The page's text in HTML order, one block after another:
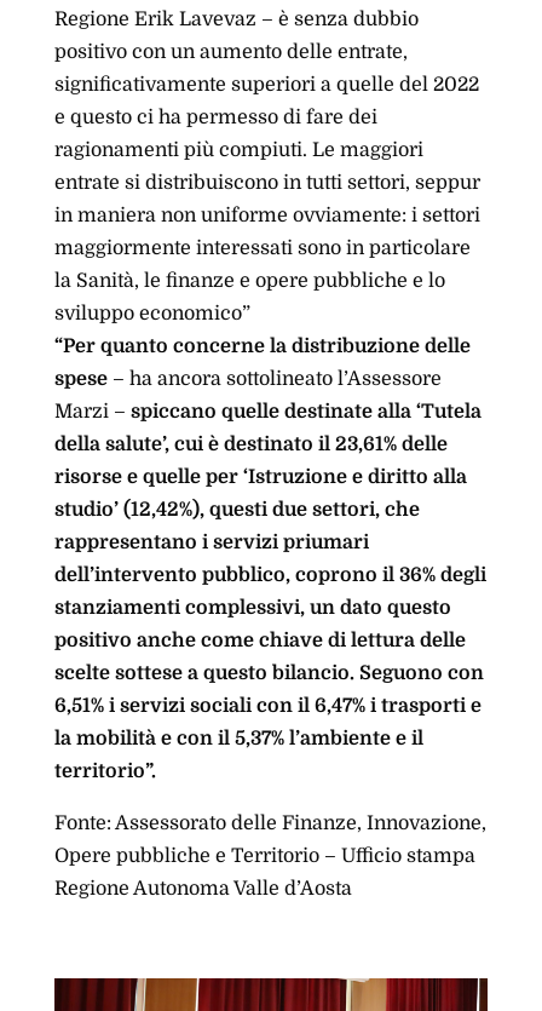
Regione Erik Lavevaz – è senza dubbio
positivo con un aumento delle entrate,
significativamente superiori a quelle del 2022
e questo ci ha permesso di fare dei
ragionamenti più compiuti. Le maggiori
entrate si distribuiscono in tutti settori, seppur
in maniera non uniforme ovviamente: i settori
maggiormente interessati sono in particolare
la Sanità, le finanze e opere pubbliche e lo
sviluppo economico”
“Per quanto concerne la distribuzione delle
spese– ha ancora sottolineato l’Assessore
Marzi – spiccano quelle destinate alla ‘Tutela
della salute’, cui è destinato il 23,61% delle
risorse e quelle per ‘Istruzione e diritto alla
studio’ (12,42%), questi due settori, che
rappresentano i servizi priumari
dell’intervento pubblico, coprono il 36% degli
stanziamenti complessivi, un dato questo
positivo anche come chiave di lettura delle
scelte sottese a questo bilancio. Seguono con
6,51% i servizi sociali con il 6,47% i trasporti e
la mobilità e con il 5,37% l’ambiente e il
territorio”.
Fonte: Assessorato delle Finanze, Innovazione,
Opere pubbliche e Territorio – Ufficio stampa
Regione Autonoma Valle d’Aosta